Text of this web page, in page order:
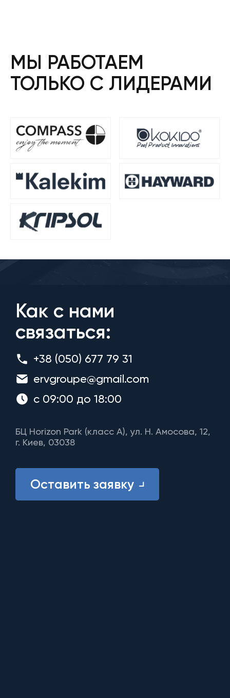
МЫ РАБОТАЕМ
ТОЛЬКО С ЛИДЕРАМИ
Как с нами
связаться:
+38 (050) 677 79 31
ervgroupe@gmail.com
с 09:00 до 18:00
БЦ Horizon Park (класс A), ул. Н. Амосова, 12,
г. Киев, 03038
Оставить заявку